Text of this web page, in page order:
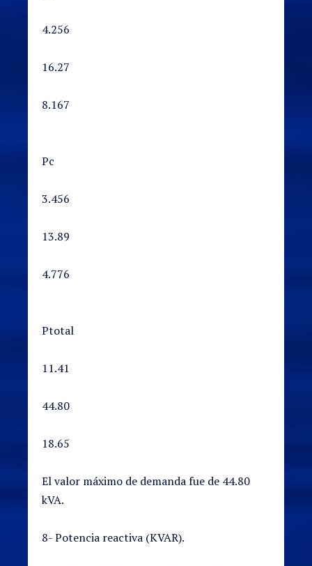
4.256
16.27
8.167
Pc
3.456
13.89
4.776
Ptotal
11.41
44.80
18.65
El valor máximo de demanda fue de 44.80
kVA.
8- Potencia reactiva (KVAR).